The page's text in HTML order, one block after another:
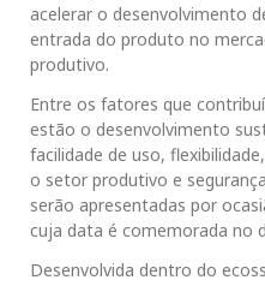
acelerar o desenvolvimento
entrada do produto no
produtivo.
Entre os fatores que
estão o desenvolvimento
facilidade de uso,
o setor produtivo e
serão apresentadas por
cuja data é comemorada no
Desenvolvida dentro do